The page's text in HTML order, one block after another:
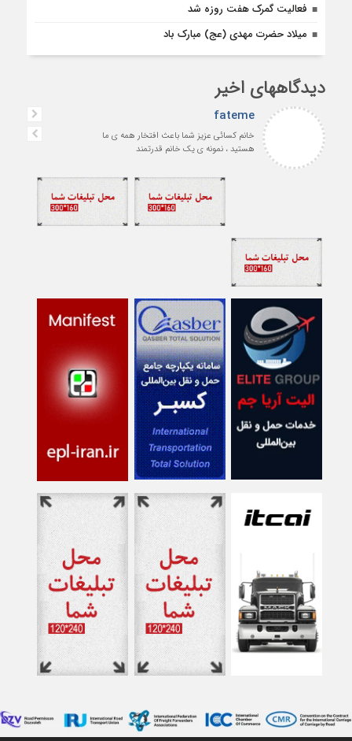
فعالیت گمرک هفت روزه شد
میلاد حضرت مهدی (عج) مبارک باد
دیدگاههای اخیر
fateme
خانم کسائی عزیز شما باعث افتخار همه ی ما
هستید ، نمونه ی یک خانم قدرتمند